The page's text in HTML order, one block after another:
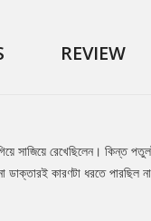
REVIEW
রেখেছিলেন। কিন্ত
ডাক্তারই কারণটা ধরতে